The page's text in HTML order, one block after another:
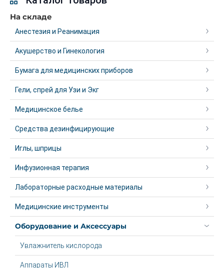
На складе
Анестезия и Реанимация
Акушерство и Гинекология
Бумага для медицинских приборов
Гели, спрей для Узи и Экг
Медицинское белье
Средства дезинфицирующие
Иглы, шприцы
Инфузионная терапия
Лабораторные расходные материалы
Медицинские инструменты
Оборудование и Аксессуары
Увлажнитель кислорода
Аппараты ИВЛ